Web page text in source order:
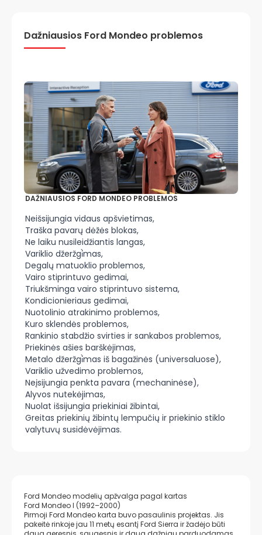
Dažniausios Ford Mondeo problemos
DAŽNIAUSIOS FORD MONDEO PROBLEMOS
Neišsijungia vidaus apšvietimas,
Traška pavarų dėžės blokas,
Ne laiku nusileidžiantis langas,
Variklio džeržgi̇̀mas,
Degalų matuoklio problemos,
Vairo stiprintuvo gedimai,
Triukšminga vairo stiprintuvo sistema,
Kondicionieriaus gedimai,
Nuotolinio atrakinimo problemos,
Kuro sklendės problemos,
Rankinio stabdžio svirties ir sankabos problemos,
Priekinės ašies barškėjimas,
Metalo džeržgi̇̀mas iš bagažinės (universaluose),
Variklio užvedimo problemos,
Neįsijungia penkta pavara (mechaninėse),
Alyvos nutekėjimas,
Nuolat išsijungia priekiniai žibintai,
Greitas priekinių žibintų lempučių ir priekinio stiklo
valytuvų susidėvėjimas.
Ford Mondeo modelių apžvalga pagal kartas
Ford Mondeo I (1992–2000)
Pirmoji Ford Mondeo karta buvo pasaulinis projektas. Jis
pakeitė rinkoje jau 11 metų esantį Ford Sierra ir žadėjo būti